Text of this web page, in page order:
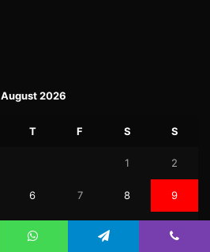
August 2026
T F S S
1 2
6 7 8 9